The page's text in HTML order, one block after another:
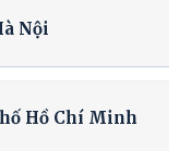
Nội
Hồ Chí Minh